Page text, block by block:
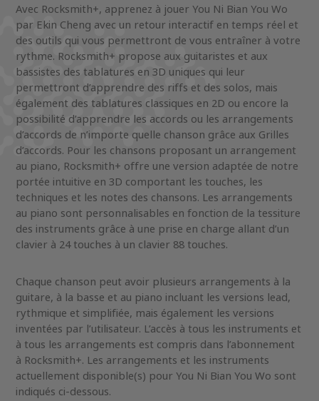
Avec Rocksmith+, apprenez à jouer You Ni Bian You Wo
par Ekin Cheng avec un retour interactif en temps réel et
des outils qui vous permettront de vous entraîner à votre
rythme. Rocksmith+ propose aux guitaristes et aux
bassistes des tablatures en 3D uniques qui leur
permettront d’apprendre des riffs et des solos, mais
également des tablatures classiques en 2D ou encore la
possibilité d’apprendre les accords ou les arrangements
d’accords de n’importe quelle chanson grâce aux Grilles
d’accords. Pour les chansons proposant un arrangement
au piano, Rocksmith+ offre une version adaptée de notre
portée intuitive en 3D comportant les touches, les
techniques et les notes des chansons. Les arrangements
au piano sont personnalisables en fonction de la tessiture
des instruments grâce à une prise en charge allant d’un
clavier à 24 touches à un clavier 88 touches.
Chaque chanson peut avoir plusieurs arrangements à la
guitare, à la basse et au piano incluant les versions lead,
rythmique et simplifiée, mais également les versions
inventées par l’utilisateur. L’accès à tous les instruments et
à tous les arrangements est compris dans l’abonnement
à Rocksmith+. Les arrangements et les instruments
actuellement disponible(s) pour You Ni Bian You Wo sont
indiqués ci-dessous.